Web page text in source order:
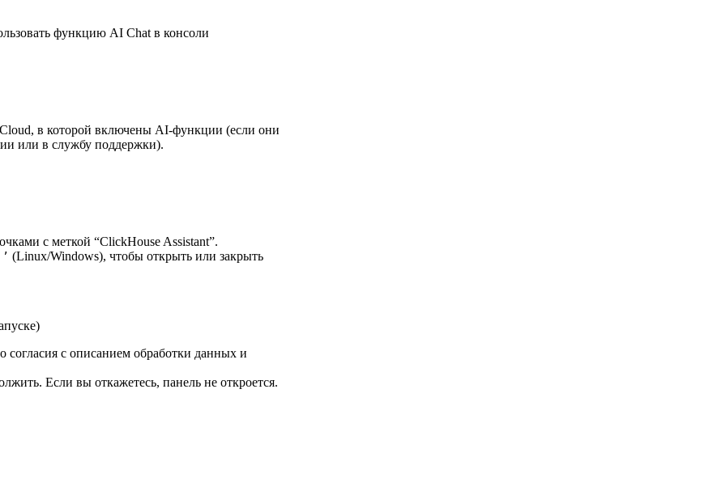
функцию AI Chat в консоли
в которой включены AI-функции (если они
или в службу поддержки).
с меткой “ClickHouse Assistant”.
’ (Linux/Windows), чтобы открыть или закрыть
согласия с описанием обработки данных и
Если вы откажетесь, панель не откроется.